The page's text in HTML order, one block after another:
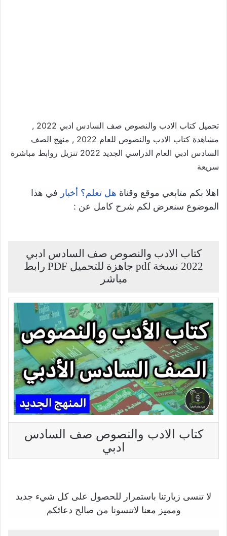
تحميل كتاب الادب والنصوص صف السادس ادبي 2022 ,
مشاهدة كتاب الادب والنصوص للعام 2022 , منهج الصف
السادس ادبي العام الدراسي الجديد 2022 تنزيل روابط مباشرة
سريعة
اهلا بكم متابعي موقع وقناة هل تعلم؟ أخبار في هذا
الموضوع سنعرض لكم شرح كامل عن :
كتاب الادب والنصوص صف السادس ادبي
2022 نسخة pdf جاهزة للتحميل PDF رابط
مباشر
كتاب الادب والنصوص صف السادس
ادبي
لا تنسى زيارتنا باستمرار للحصول على كل شيء جديد
ومميز معنا لاتنسونا من صالح دعائكم